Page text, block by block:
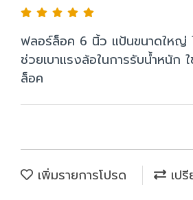
ฟลอร์ล็อค 6 นิ้ว แป้นขนาดใหญ่
ช่วยเบาแรงล้อในการรับน้ำหนัก ใ
ล็อค
เพิ่มรายการโปรด
เป